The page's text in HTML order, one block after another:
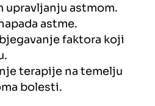
upravljanju astmom.
astme.
faktora koji
terapije na temelju
bolesti.